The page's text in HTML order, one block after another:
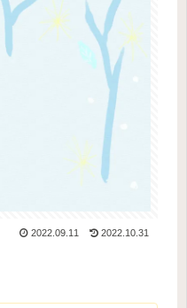
2022.09.11 2022.10.31